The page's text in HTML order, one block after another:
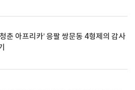
춘 아프리카’ 응팔 쌍문동 4형제의 감사